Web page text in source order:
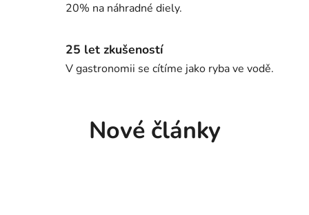
20% na náhradné diely.
25 let zkušeností
V gastronomii se cítíme jako ryba ve vodě.
Nové články